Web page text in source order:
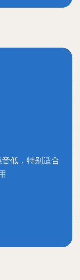
低，特别适合